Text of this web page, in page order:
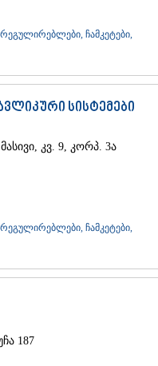
ჩამკეტები,
სისტემები
კვ. 9, კორპ. 3ა
ჩამკეტები,
187